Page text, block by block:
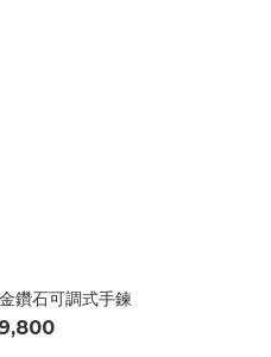
鑽石可調式手鍊